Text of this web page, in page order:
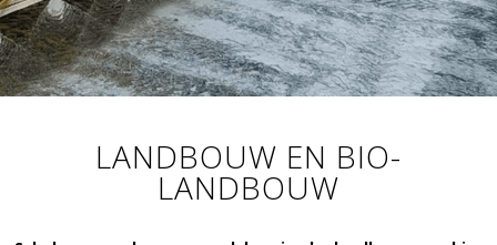
LANDBOUW EN BIO-
LANDBOUW